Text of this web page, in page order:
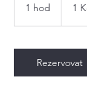
1 hod
koruna
1
Rezervovat